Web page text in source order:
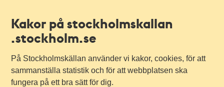
Kakor på stockholmskallan
.stockholm.se
På Stockholmskällan använder vi kakor, cookies, för att
sammanställa statistik och för att webbplatsen ska
fungera på ett bra sätt för dig.